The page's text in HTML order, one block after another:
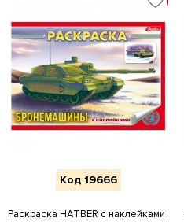
Код 19666
Раскраска HATBER с наклейками